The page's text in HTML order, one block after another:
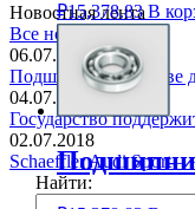
Новостная лента
Все новости
06.07.2018
Подшипник в основе
04.07.2018
Государство
02.07.2018
Schaeffler Audi Sport –
Найти:
₽15,378.83 В